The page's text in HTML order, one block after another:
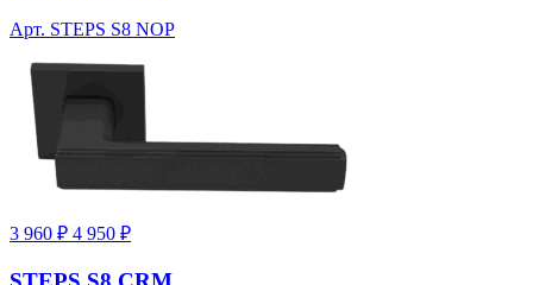
Арт. STEPS S8 NOP
3 960 ₽ 4 950 ₽